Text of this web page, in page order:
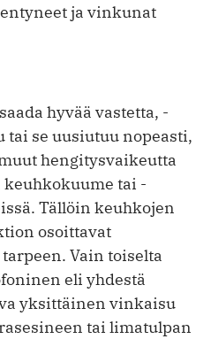
ja vinkunat
hyvää vastetta,
se uusiutuu nopeasti,
hengitysvaikeutta
keuhkokuume tai
Tällöin keuhkojen
osoittavat
Vain toiselta
eli yhdestä
yksittäinen vinkaisu
tai limatulpan